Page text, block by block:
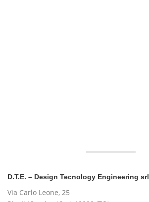
D.T.E. – Design Tecnology Engineering srl
Via Carlo Leone, 25